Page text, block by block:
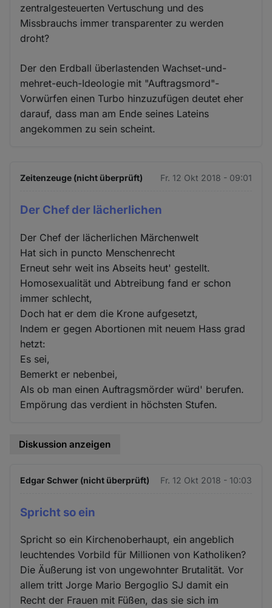
zentralgesteuerten Vertuschung und des
Missbrauchs immer transparenter zu werden
droht?
Der den Erdball überlastenden Wachset-und-
mehret-euch-Ideologie mit "Auftragsmord"-
Vorwürfen einen Turbo hinzuzufügen deutet eher
darauf, dass man am Ende seines Lateins
angekommen zu sein scheint.
Zeitenzeuge (nicht überprüft) Fr. 12 Okt 2018 - 09:01
Der Chef der lächerlichen
Der Chef der lächerlichen Märchenwelt
Hat sich in puncto Menschenrecht
Erneut sehr weit ins Abseits heut' gestellt.
Homosexualität und Abtreibung fand er schon
immer schlecht,
Doch hat er dem die Krone aufgesetzt,
Indem er gegen Abortionen mit neuem Hass grad
hetzt:
Es sei,
Bemerkt er nebenbei,
Als ob man einen Auftragsmörder würd' berufen.
Empörung das verdient in höchsten Stufen.
Diskussion anzeigen
Edgar Schwer (nicht überprüft) Fr. 12 Okt 2018 - 10:03
Spricht so ein
Spricht so ein Kirchenoberhaupt, ein angeblich
leuchtendes Vorbild für Millionen von Katholiken?
Die Äußerung ist von ungewohnter Brutalität. Vor
allem tritt Jorge Mario Bergoglio SJ damit ein
Recht der Frauen mit Füßen, das sie sich im